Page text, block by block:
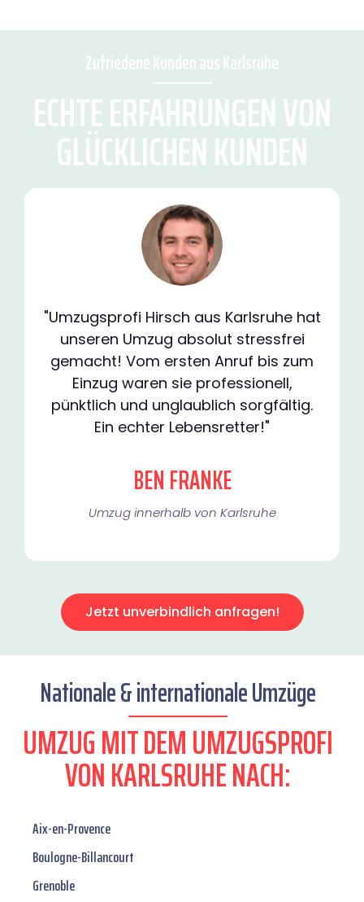
Zufriedene Kunden aus Karlsruhe
ECHTE ERFAHRUNGEN VON
GLÜCKLICHEN KUNDEN
"Umzugsprofi Hirsch aus Karlsruhe hat
unseren Umzug absolut stressfrei
gemacht! Vom ersten Anruf bis zum
Einzug waren sie professionell,
pünktlich und unglaublich sorgfältig.
Ein echter Lebensretter!"
BEN FRANKE
Umzug innerhalb von Karlsruhe​
Jetzt unverbindlich anfragen!
Nationale & internationale Umzüge
UMZUG MIT DEM UMZUGSPROFI
VON KARLSRUHE NACH:
Aix-en-Provence
Boulogne-Billancourt
Grenoble